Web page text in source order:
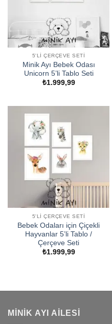
5'LI ÇERÇEVE SETI
Minik Ayı Bebek Odası
Unicorn 5’li Tablo Seti
₺1.999,99
5'LI ÇERÇEVE SETI
Bebek Odaları için Çiçekli
Hayvanlar 5’li Tablo /
Çerçeve Seti
₺1.999,99
MINIK AYI AILESI